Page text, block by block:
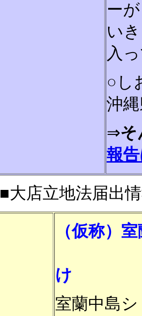
ー
い
入
○し
沖
⇒そ
報
■大店立地法届出
（仮称）
け
室蘭中島